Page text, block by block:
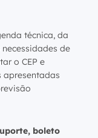
técnica, da
de
o CEP e
apresentadas
boleto